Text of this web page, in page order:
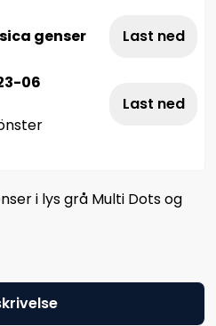
genser Last ned
06
Last ned
i lys grå Multi Dots og